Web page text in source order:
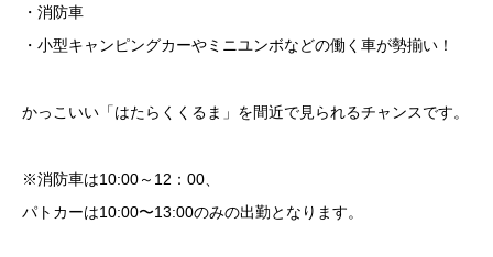
・消防車
・小型キャンピングカーやミニユンボなどの働く車が勢揃い！
かっこいい「はたらくくるま」を間近で見られるチャンスです。
※消防車は10:00～12：00、
パトカーは10:00〜13:00のみの出勤となります。